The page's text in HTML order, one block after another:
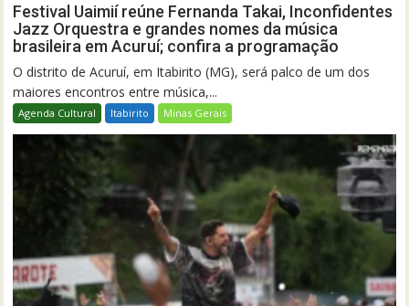
Festival Uaimií reúne Fernanda Takai, Inconfidentes
Jazz Orquestra e grandes nomes da música
brasileira em Acuruí; confira a programação
O distrito de Acuruí, em Itabirito (MG), será palco de um dos
maiores encontros entre música,...
Agenda Cultural Itabirito Minas Gerais